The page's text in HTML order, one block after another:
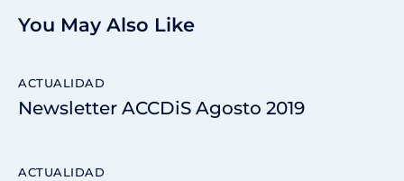
You May Also Like
ACTUALIDAD
Newsletter ACCDiS Agosto 2019
ACTUALIDAD